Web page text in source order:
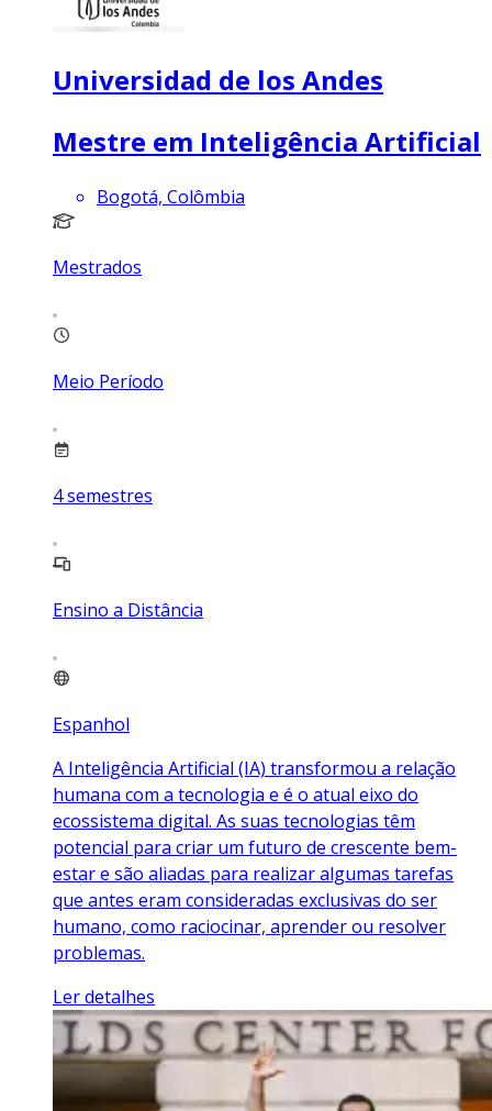
Universidad de los Andes
Mestre em Inteligência Artificial
Bogotá, Colômbia
Mestrados
Meio Período
4semestres
Ensino a Distância
Espanhol
A Inteligência Artificial (IA) transformou a relação
humana com a tecnologia e é o atual eixo do
ecossistema digital. As suas tecnologias têm
potencial para criar um futuro de crescente bem-
estar e são aliadas para realizar algumas tarefas
que antes eram consideradas exclusivas do ser
humano, como raciocinar, aprender ou resolver
problemas.
Ler detalhes